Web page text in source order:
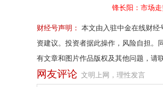
锋长阳：市场
财经号声明：
本文由入驻中金在线财经
资建议。投资者据此操作，风险自担。
有文章和图片作品版权及其他问题，请
网友评论 文明上网，理性发言